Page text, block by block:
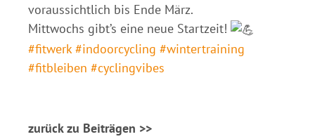
voraussichtlich bis Ende März.
Mittwochs gibt’s eine neue Startzeit!
#fitwerk #indoorcycling #wintertraining
#fitbleiben #cyclingvibes
zurück zu Beiträgen >>